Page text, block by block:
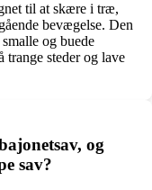
til at skære i træ,
bevægelse. Den
og buede
steder og lave
og
sav?